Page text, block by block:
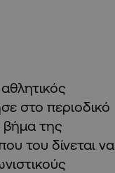
στο περιοδικό
της
του δίνεται να